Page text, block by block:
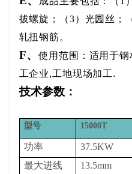
拔螺旋；（3）光园丝
轧扭钢筋。
F、使用范围 ： 适用于钢
工企业,工地现场加工.
技术参数：
型号 15000T
功率 37.5KW
最大进线
13.5mm